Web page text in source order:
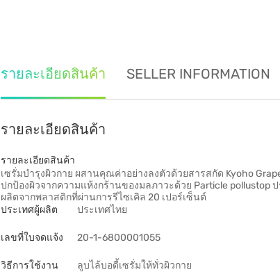
รายละเอียดสินค้า SELLER INFORMATION
รายละเอียดสินค้า
รายละเอียดสินค้า
เซรั่มบำรุงผิวกาย ผสานคุณค่าอย่างลงตัวด้วยสารสกัด Kyoho
ปกป้องผิวจากความแห้งกร้านของมลภาวะด้วย Particle
ผลิตจากพลาสติกที่ผ่านการรีไซเคิล 20 เปอร์เซ็นต์
ประเทศผู้ผลิต
ประเทศไทย
เลขที่ใบจดแจ้ง 20-1-6800001055
วิธีการใช้งาน ลูบไล้บอดี้เซรั่มให้ทั่วผิวกาย